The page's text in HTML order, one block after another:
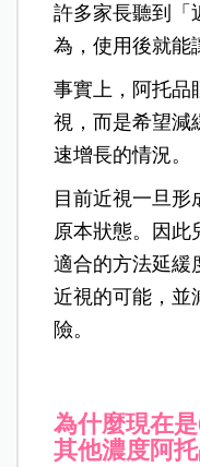
許多家長聽到「
為，使用後就能
事實上，阿托品
視，而是希望減
速增長的情況。
目前近視一旦形
原本狀態。因此
適合的方法延緩
近視的可能，並
險。
為什麼現在
其他濃度阿